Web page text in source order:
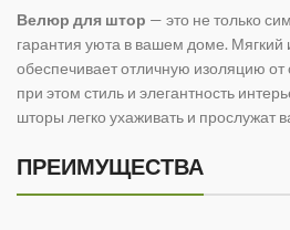
Велюр для штор — это не только
гарантия уюта в вашем доме.
обеспечивает отличную изоляцию от
при этом стиль и элегантность
шторы легко ухаживать и прослужат
ПРЕИМУЩЕСТВА